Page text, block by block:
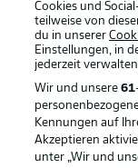
Cookies und
teilweise von
du in unserer
Einstellungen, in
jederzeit
Wir und unsere61
Kennungen auf
Akzeptieren
unter „Wir und